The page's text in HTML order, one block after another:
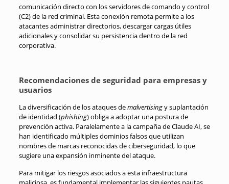
comunicación directo con los servidores de comando y control
(C2) de la red criminal. Esta conexión remota permite a los
atacantes administrar directorios, descargar cargas útiles
adicionales y consolidar su persistencia dentro de la red
corporativa.
Recomendaciones de seguridad para empresas y
usuarios
La diversificación de los ataques demalvertisingy suplantación
de identidad (phishing) obliga a adoptar una postura de
prevención activa. Paralelamente a la campaña de Claude AI, se
han identificado múltiples dominios falsos que utilizan
nombres de marcas reconocidas de ciberseguridad, lo que
sugiere una expansión inminente del ataque.
Para mitigar los riesgos asociados a esta infraestructura